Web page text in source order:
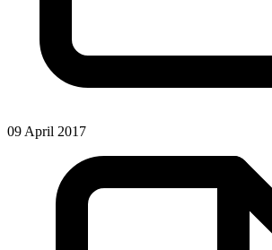
09 April 2017